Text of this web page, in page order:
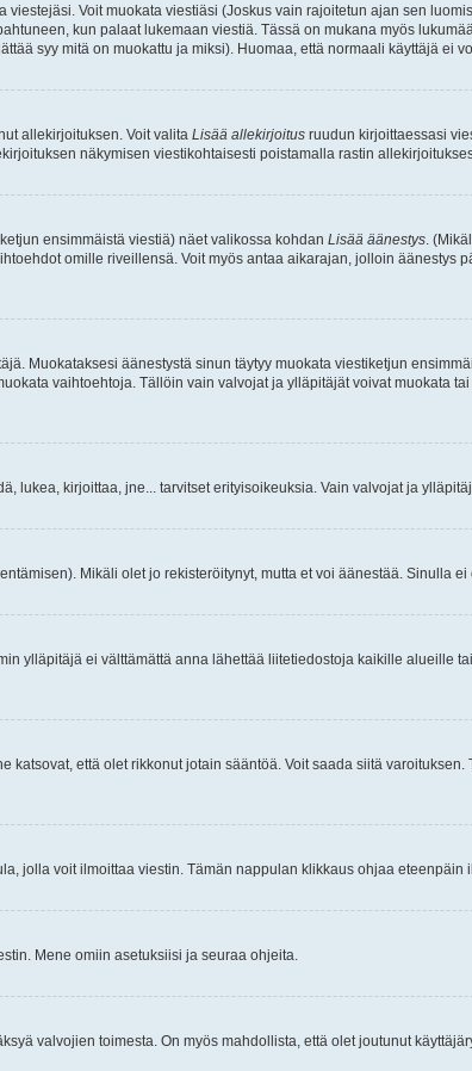
Voit muokata viestiäsi (Joskus vain rajoitetun ajan sen
kun palaat lukemaan viestiä. Tässä on mukana myös
syy mitä on muokattu ja miksi). Huomaa, että normaali käyttäjä ei
allekirjoituksen. Voit valita Lisää allekirjoitus ruudun kirjoittaessasi
näkymisen viestikohtaisesti poistamalla rastin
ensimmäistä viestiä) näet valikossa kohdan Lisää äänestys .
omille riveillensä. Voit myös antaa aikarajan, jolloin äänestys
Muokataksesi äänestystä sinun täytyy muokata viestiketjun
vaihtoehtoja. Tällöin vain valvojat ja ylläpitäjät voivat muokata
lukea, kirjoittaa, jne... tarvitset erityisoikeuksia. Vain valvojat ja
Mikäli olet jo rekisteröitynyt, mutta et voi äänestää. Sinulla ei
ylläpitäjä ei välttämättä anna lähettää liitetiedostoja kaikille alueille
että olet rikkonut jotain sääntöä. Voit saada siitä
jolla voit ilmoittaa viestin. Tämän nappulan klikkaus ohjaa eteenpäin
Mene omiin asetuksiisi ja seuraa ohjeita.
valvojien toimesta. On myös mahdollista, että olet joutunut